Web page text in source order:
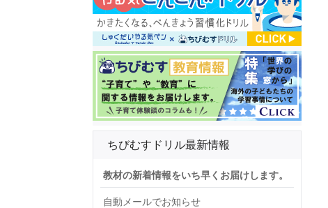
ちびむすドリル最新情報
教材の新着情報をいち早くお届けします。
自動メールでお知らせ